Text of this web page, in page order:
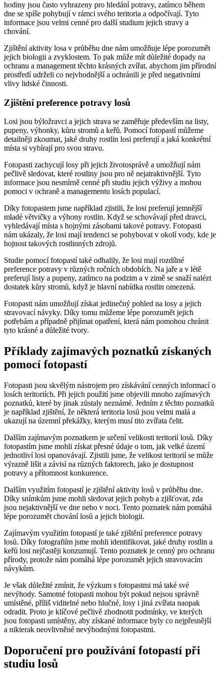
hodiny jsou často vyhrazeny pro hledání potravy, zatímco během
dne se spíše pohybují v rámci svého teritoria a odpočívají. Tyto
informace jsou velmi cenné pro další studium jejich stravy a
chování.
Zjištění aktivity losa v průběhu dne nám umožňuje lépe porozumět
jejich biologii a zvyklostem. To pak může mít důležité dopady na
ochranu a management těchto krásných zvířat, abychom jim přírodní
prostředí udrželi co nejvhodnější a ochránili je před negativními
vlivy lidské činnosti.
Zjištění preference potravy losů
Losi jsou býložravci a jejich strava se zaměřuje především na listy,
pupeny, výhonky, kůru stromů a keřů. Pomocí fotopastí můžeme
detailněji zkoumat, jaké druhy rostlin losi preferují a jaká konkrétní
místa si vybírají pro svou stravu.
Fotopasti zachycují losy při jejich životosprávě a umožňují nám
pečlivě sledovat, které rostliny jsou pro ně nejatraktivnější. Tyto
informace jsou nesmírně cenné při studiu jejich výživy a mohou
pomoci v ochraně a managementu losích populací.
Díky fotopastem jsme například zjistili, že losi preferují jemnější
mladé větvičky a výhony rostlin. Když se schovávají před dravci,
vyhledávají místa s hojnými zásobami takové potravy. Fotopasti
nám ukázaly, že losi mají tendenci se pohybovat v okolí vody, kde je
hojnost takových rostlinných zdrojů.
Studie pomocí fotopastí také odhalily, že losi mají rozdílné
preference potravy v různých ročních obdobích. Na jaře a v létě
preferují listy a pupeny, zatímco na podzim a v zimě se snaží nalézt
dostatek kůry stromů, když je hlavní nabídka rostlin omezená.
Fotopasti nám umožňují získat jedinečný pohled na losy a jejich
stravovací návyky. Díky tomu můžeme lépe porozumět jejich
potřebám a případně přijímat opatření, která nám pomohou chránit
tyto krásné a důležité tvory.
Příklady zajímavých poznatků získaných
pomocí fotopastí
Fotopasti jsou skvělým nástrojem pro získávání cenných informací o
losích teritoriích. Při jejich použití jsme objevili mnoho zajímavých
poznatků, které by jinak zůstaly neznámé. Jedním z těchto poznatků
je například zjištění, že některá teritoria losů jsou velmi malá a
ukazují na územní překážky, kterým musí tito zvířata čelit.
Dalším zajímavým poznatkem je určení velikosti teritorií losů. Díky
fotopastím jsme mohli získat přesné údaje o tom, jak velké území
jednotliví losi opanovávají. Zjistili jsme, že velikost teritorií se může
výrazně lišit a závisí na různých faktorech, jako je dostupnost
potravy a přítomnost konkurence.
Dalším využitím fotopastí je zjištění aktivity losů v průběhu dne.
Díky snímkům jsme mohli sledovat jejich pohyb a zjišťovat, zda
jsou nejaktivnější ve dne nebo v noci. Tento poznatek nám pomáhá
lépe porozumět chování losů a jejich biologii.
Zajímavým využitím fotopastí je také zjištění preference potravy
losů. Díky fotografiím jsme mohli identifikovat, jaké druhy rostlin a
keřů losi nejčastěji konzumují. Tento poznatek je cenný pro ochranu
přírody, protože nám pomáhá lépe porozumět jejich stravovacím
návykům.
Je však důležité zmínit, že výzkum s fotopastmi má také své
nevýhody. Samotné fotopasti mohou být pokud nejsou správně
umístěné, příliš viditelné nebo hlučné, losy i jiná zvířata naopak
odradit. Proto je klíčové pečlivě zhodnotit podmínky, ve kterých
jsou fotopasti umístěny, aby získané informace byly co nejpřesnější
a nikterak neovlivněné nevýhodnými fotopastmi.
Doporučení pro používání fotopastí při
studiu losů